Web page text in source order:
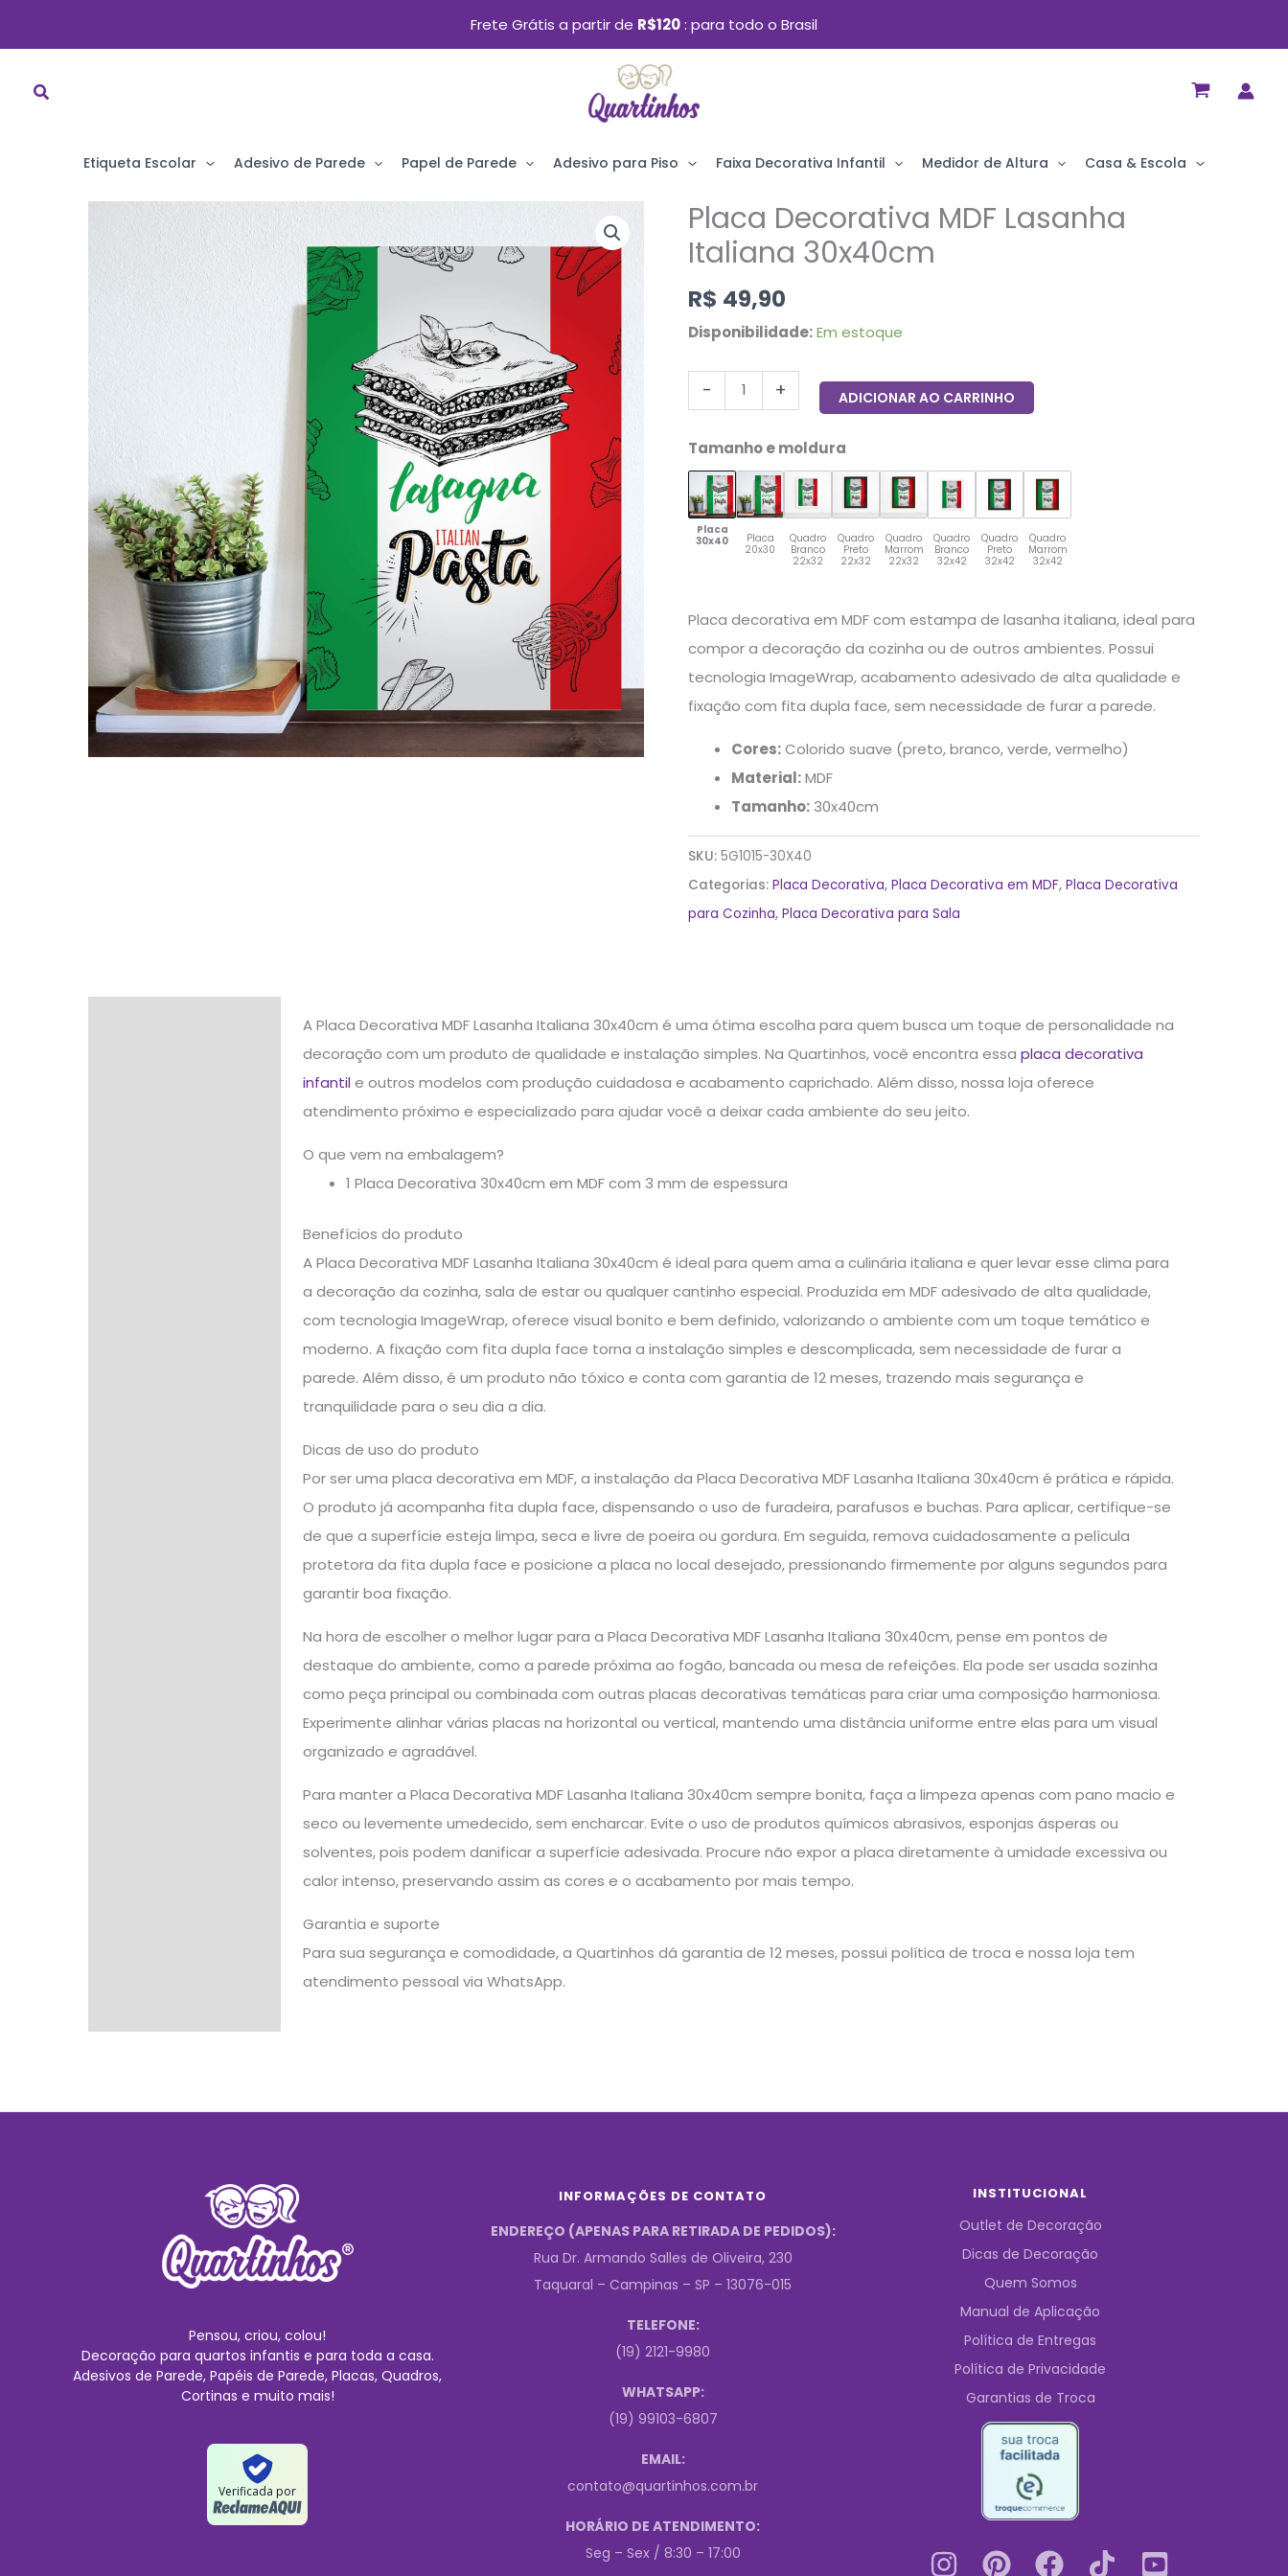
Ir
Frete Grátis a partir de R$120 para todo o Brasil
Etiqueta Escolar Adesivo de Parede Papel de Parede Adesivo para Piso Faixa Decorativa Infantil Medidor de Altura Casa & Escola
Placa Decorativa MDF Lasanha
Italiana 30x40cm
R$ 49,90
Disponibilidade: Em estoque
-
Placa
Decorativa
Lasanha
Italiana
quantidade
+ ADICIONAR AO CARRINHO
Tamanho e moldura
Placa
30x40
Placa
20x30
Quadro
Branco
22x32
Quadro
Preto
22x32
Quadro
Marrom
22x32
Quadro
Branco
32x42
Quadro
Preto
32x42
Quadro
Marrom
32x42
Placa decorativa em MDF com estampa de lasanha italiana, ideal para
compor a decoração da cozinha ou de outros ambientes. Possui
tecnologia ImageWrap, acabamento adesivado de alta qualidade e
fixação com fita dupla face, sem necessidade de furar a parede.
Cores:Colorido suave (preto, branco, verde, vermelho)
Material:MDF
Tamanho: 30x40cm
SKU:5G1015-30X40
Categorias:Placa Decorativa,Placa Decorativa em MDF,Placa Decorativa
para Cozinha,Placa Decorativa para Sala
A Placa Decorativa MDF Lasanha Italiana 30x40cm é uma ótima escolha para quem busca um toque de personalidade na
decoração com um produto de qualidade e instalação simples. Na Quartinhos, você encontra essa placa decorativa
infantil e outros modelos com produção cuidadosa e acabamento caprichado. Além disso, nossa loja oferece
atendimento próximo e especializado para ajudar você a deixar cada ambiente do seu jeito.
O que vem na embalagem?
1 Placa Decorativa 30x40cm em MDF com 3 mm de espessura
Benefícios do produto
A Placa Decorativa MDF Lasanha Italiana 30x40cm é ideal para quem ama a culinária italiana e quer levar esse clima para
a decoração da cozinha, sala de estar ou qualquer cantinho especial. Produzida em MDF adesivado de alta qualidade,
com tecnologia ImageWrap, oferece visual bonito e bem definido, valorizando o ambiente com um toque temático e
moderno. A fixação com fita dupla face torna a instalação simples e descomplicada, sem necessidade de furar a
parede. Além disso, é um produto não tóxico e conta com garantia de 12 meses, trazendo mais segurança e
tranquilidade para o seu dia a dia.
Dicas de uso do produto
Por ser uma placa decorativa em MDF, a instalação da Placa Decorativa MDF Lasanha Italiana 30x40cm é prática e rápida.
O produto já acompanha fita dupla face, dispensando o uso de furadeira, parafusos e buchas. Para aplicar, certifique-se
de que a superfície esteja limpa, seca e livre de poeira ou gordura. Em seguida, remova cuidadosamente a película
protetora da fita dupla face e posicione a placa no local desejado, pressionando firmemente por alguns segundos para
garantir boa fixação.
Na hora de escolher o melhor lugar para a Placa Decorativa MDF Lasanha Italiana 30x40cm, pense em pontos de
destaque do ambiente, como a parede próxima ao fogão, bancada ou mesa de refeições. Ela pode ser usada sozinha
como peça principal ou combinada com outras placas decorativas temáticas para criar uma composição harmoniosa.
Experimente alinhar várias placas na horizontal ou vertical, mantendo uma distância uniforme entre elas para um visual
organizado e agradável.
Para manter a Placa Decorativa MDF Lasanha Italiana 30x40cm sempre bonita, faça a limpeza apenas com pano macio e
seco ou levemente umedecido, sem encharcar. Evite o uso de produtos químicos abrasivos, esponjas ásperas ou
solventes, pois podem danificar a superfície adesivada. Procure não expor a placa diretamente à umidade excessiva ou
calor intenso, preservando assim as cores e o acabamento por mais tempo.
Garantia e suporte
Para sua segurança e comodidade, a Quartinhos dá garantia de 12 meses, possui política de troca e nossa loja tem
atendimento pessoal via WhatsApp.
Pensou, criou, colou!
Decoração para quartos infantis e para toda a casa.
Adesivos de Parede, Papéis de Parede, Placas, Quadros,
Cortinas e muito mais!
Verificada por
INFORMAÇÕES DE CONTATO
ENDEREÇO (APENAS PARA RETIRADA DE PEDIDOS):
Rua Dr. Armando Salles de Oliveira, 230
Taquaral – Campinas – SP – 13076-015
TELEFONE:
(19) 2121-9980
WHATSAPP:
(19) 99103-6807
EMAIL:
contato@quartinhos.com.br
HORÁRIO DE ATENDIMENTO:
Seg – Sex / 8:30 – 17:00
INSTITUCIONAL
Outlet de Decoração
Dicas de Decoração
Quem Somos
Manual de Aplicação
Política de Entregas
Política de Privacidade
Garantias de Troca